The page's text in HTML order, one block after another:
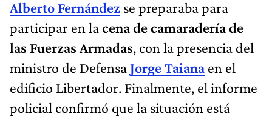
Alberto Fernández se preparaba para
participar en lacena de camaradería de
las Fuerzas Armadas, con la presencia del
ministro de DefensaJorge Taianaen el
edificio Libertador. Finalmente, el informe
policial confirmó que la situación está